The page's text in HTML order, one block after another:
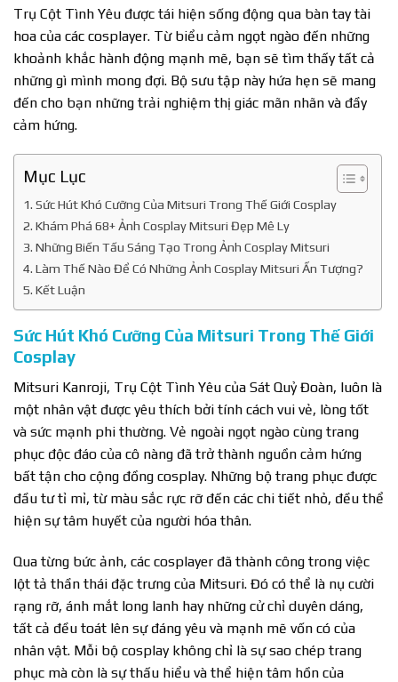
Trụ Cột Tình Yêu được tái hiện sống động qua bàn tay tài
hoa của các cosplayer. Từ biểu cảm ngọt ngào đến những
khoảnh khắc hành động mạnh mẽ, bạn sẽ tìm thấy tất cả
những gì mình mong đợi. Bộ sưu tập này hứa hẹn sẽ mang
đến cho bạn những trải nghiệm thị giác mãn nhãn và đầy
cảm hứng.
Mục Lục
Sức Hút Khó Cưỡng Của Mitsuri Trong Thế Giới Cosplay
Khám Phá 68+ Ảnh Cosplay Mitsuri Đẹp Mê Ly
Những Biến Tấu Sáng Tạo Trong Ảnh Cosplay Mitsuri
Làm Thế Nào Để Có Những Ảnh Cosplay Mitsuri Ấn Tượng?
Kết Luận
Sức Hút Khó Cưỡng Của Mitsuri Trong Thế Giới
Cosplay
Mitsuri Kanroji, Trụ Cột Tình Yêu của Sát Quỷ Đoàn, luôn là
một nhân vật được yêu thích bởi tính cách vui vẻ, lòng tốt
và sức mạnh phi thường. Vẻ ngoài ngọt ngào cùng trang
phục độc đáo của cô nàng đã trở thành nguồn cảm hứng
bất tận cho cộng đồng cosplay. Những bộ trang phục được
đầu tư tỉ mỉ, từ màu sắc rực rỡ đến các chi tiết nhỏ, đều thể
hiện sự tâm huyết của người hóa thân.
Qua từng bức ảnh, các cosplayer đã thành công trong việc
lột tả thần thái đặc trưng của Mitsuri. Đó có thể là nụ cười
rạng rỡ, ánh mắt long lanh hay những cử chỉ duyên dáng,
tất cả đều toát lên sự đáng yêu và mạnh mẽ vốn có của
nhân vật. Mỗi bộ cosplay không chỉ là sự sao chép trang
phục mà còn là sự thấu hiểu và thể hiện tâm hồn của